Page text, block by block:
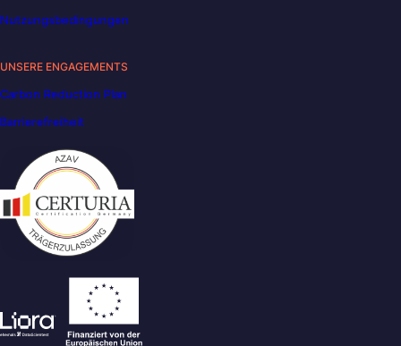
Nutzungsbedingungen
UNSERE ENGAGEMENTS
Carbon Reduction Plan
Barrierefreiheit